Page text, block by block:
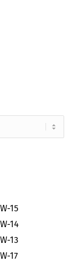
15
14
13
17